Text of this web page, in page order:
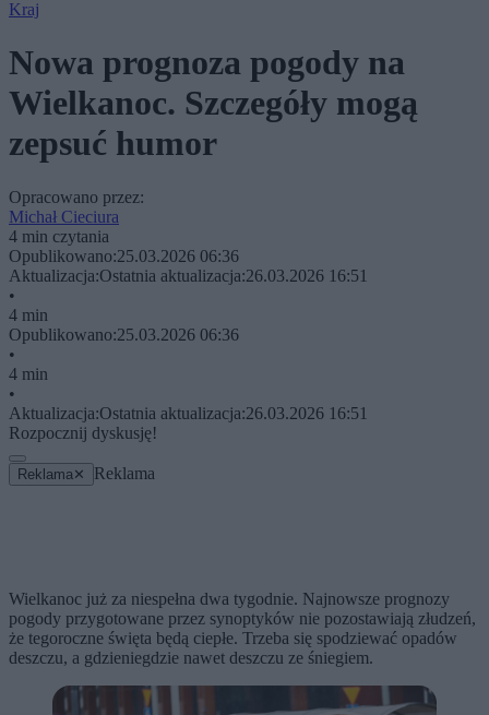
Kraj
Nowa prognoza pogody na
Wielkanoc. Szczegóły mogą
zepsuć humor
Opracowano przez:
Michał Cieciura
4 min czytania
Opublikowano:25.03.2026 06:36
Aktualizacja:Ostatnia aktualizacja:26.03.2026 16:51
•
4 min
Opublikowano:25.03.2026 06:36
•
4 min
•
Aktualizacja:Ostatnia aktualizacja:26.03.2026 16:51
Rozpocznij dyskusję!
Reklama ✕ Reklama
Wielkanoc już za niespełna dwa tygodnie. Najnowsze prognozy
pogody przygotowane przez synoptyków nie pozostawiają złudzeń,
że tegoroczne święta będą ciepłe. Trzeba się spodziewać opadów
deszczu, a gdzieniegdzie nawet deszczu ze śniegiem.